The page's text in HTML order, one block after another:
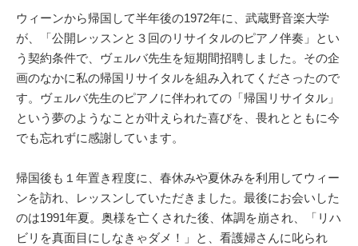
ウィーンから帰国して半年後の1972年に、武蔵野音楽大学
が、「公開レッスンと３回のリサイタルのピアノ伴奏」とい
う契約条件で、ヴェルバ先生を短期間招聘しました。その企
画のなかに私の帰国リサイタルを組み入れてくださったので
す。ヴェルバ先生のピアノに伴われての「帰国リサイタル」
という夢のようなことが叶えられた喜びを、畏れとともに今
でも忘れずに感謝しています。
帰国後も１年置き程度に、春休みや夏休みを利用してウィー
ンを訪れ、レッスンしていただきました。最後にお会いした
のは1991年夏。奥様を亡くされた後、体調を崩され、「リハ
ビリを真面目にしなきゃダメ！」と、看護婦さんに叱られ